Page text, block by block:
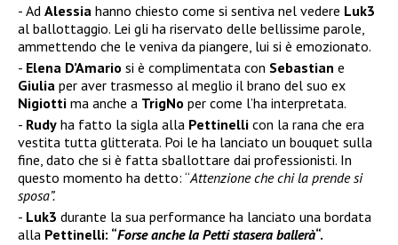
Ad Alessia hanno chiesto come si sentiva nel vedere Luk3
al ballottaggio. Lei gli ha riservato delle bellissime parole,
ammettendo che le veniva da piangere, lui si è emozionato.
Elena D’Amario si è complimentata con Sebastian e
Giulia per aver trasmesso al meglio il brano del suo ex
Nigiotti ma anche a TrigNo per come l’ha interpretata.
Rudy ha fatto la sigla alla Pettinelli con la rana che era
vestita tutta glitterata. Poi le ha lanciato un bouquet sulla
fine, dato che si è fatta sballottare dai professionisti. In
questo momento ha detto: “Attenzione che chi la prende si
sposa”.
Luk3 durante la sua performance ha lanciato una bordata
alla Pettinelli: “Forse anche la Petti stasera ballerà“.